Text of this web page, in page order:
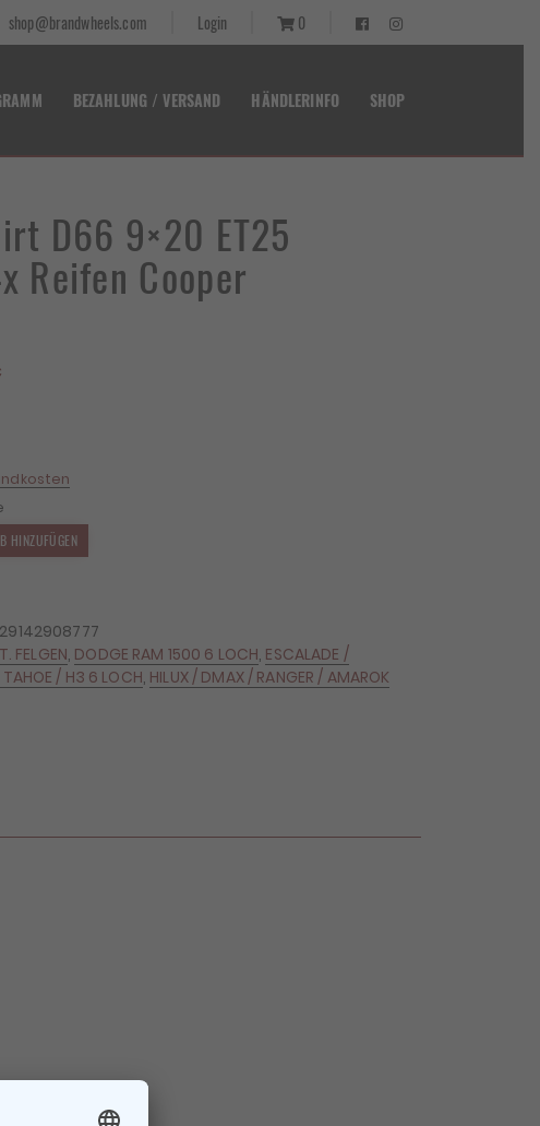
shop@brandwheels.com Login 0
BEZAHLUNG / VERSAND HÄNDLERINFO SHOP
D66 9×20 ET25
Reifen Cooper
HINZUFÜGEN
FELGEN, DODGE RAM 1500 6 LOCH, ESCALADE /
TAHOE / H3 6 LOCH, HILUX / DMAX / RANGER / AMAROK